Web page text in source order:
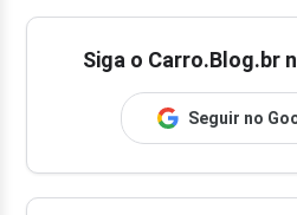
Siga o Carro.Blog.br
Seguir no